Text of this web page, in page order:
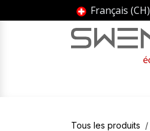
Se rendre au contenu
Français (CH)
Tous les produits